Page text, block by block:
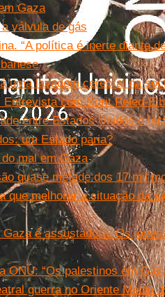
Gaza
válvula de gás
“A política é inerte diante
uma lavagem cerebral na
Entrevista com Nurit Peled-
entre Estados Unidos e
um Estado pária?
mal em Gaza
quase metade dos 17 mil
que melhorar a situação da
Gaza é assustadora. Os
ONU: “Os palestinos em
guerra no Oriente Médio.